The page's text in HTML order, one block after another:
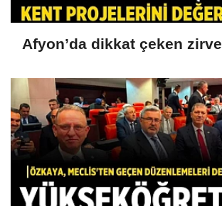
Afyon’da dikkat çeken zirve